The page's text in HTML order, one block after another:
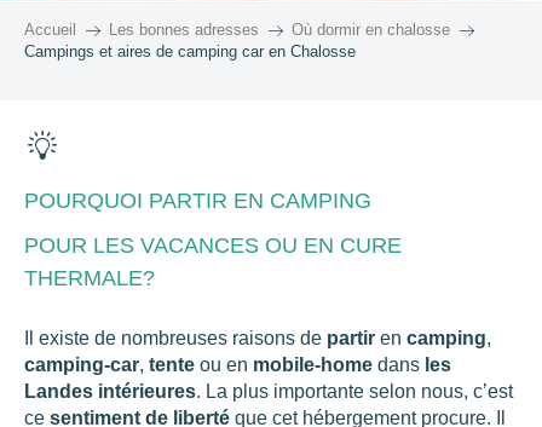
Accueil Les bonnes adresses
Où dormir en chalosse
Campings et aires de camping car en Chalosse
POURQUOI PARTIR EN CAMPING
POUR LES VACANCES OU EN CURE
THERMALE?
Il existe de nombreuses raisons de partir en camping,
camping-car, tente ou en mobile-home dans les
Landes intérieures. La plus importante selon nous, c’est
ce sentiment de liberté que cet hébergement procure. Il